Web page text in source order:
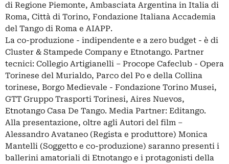
di Regione Piemonte, Ambasciata Argentina in Italia di
Roma, Città di Torino, Fondazione Italiana Accademia
del Tango di Roma e AIAPP.
La co-produzione - indipendente e a zero budget - è di
Cluster & Stampede Company e Etnotango. Partner
tecnici: Collegio Artigianelli – Procope Cafeclub - Opera
Torinese del Murialdo, Parco del Po e della Collina
torinese, Borgo Medievale - Fondazione Torino Musei,
GTT Gruppo Trasporti Torinesi, Aires Nuevos,
Etnotango Casa De Tango. Media Partner: Editango.
Alla presentazione, oltre agli Autori del film –
Alessandro Avataneo (Regista e produttore) Monica
Mantelli (Soggetto e co-produzione) saranno presenti i
ballerini amatoriali di Etnotango e i protagonisti della